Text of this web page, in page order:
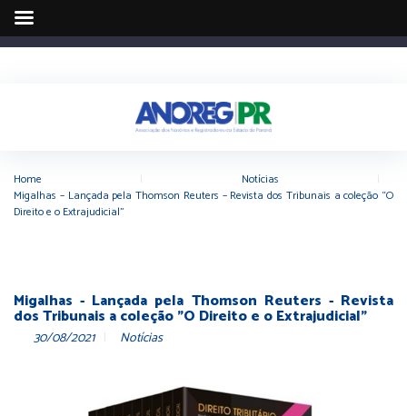
Home Notícias
Migalhas – Lançada pela Thomson Reuters – Revista dos Tribunais a coleção “O
Direito e o Extrajudicial”
Migalhas - Lançada pela Thomson Reuters - Revista
dos Tribunais a coleção "O Direito e o Extrajudicial"
30/08/2021 Notícias